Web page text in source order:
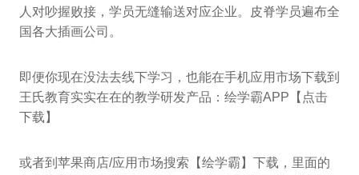
人对吵握败接，学员无缝输送对应企业。皮脊学员遍布全
国各大插画公司。
即便你现在没法去线下学习，也能在手机应用市场下载到
王氏教育实实在在的教学研发产品：绘学霸APP【点击
下载】
或者到苹果商店/应用市场搜索【绘学霸】下载，里面的